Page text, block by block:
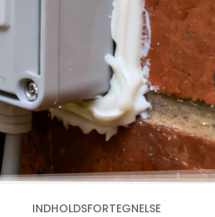
INDHOLDSFORTEGNELSE